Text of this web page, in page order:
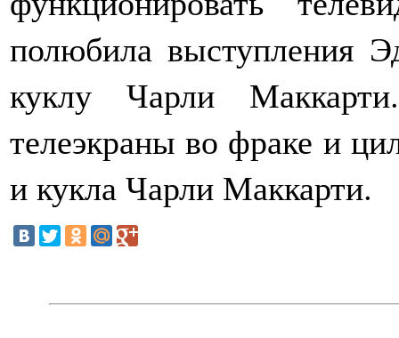
полюбила выступления
куклу Чарли
телеэкраны во фраке и
и кукла Чарли Маккарти.